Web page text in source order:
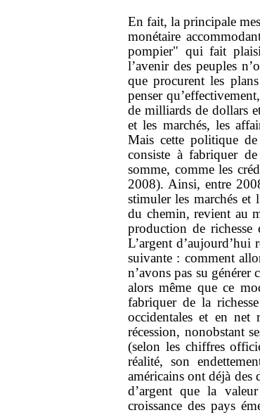
En fait, la principale
monétaire
pompier" qui fait
l’avenir des peuples
que procurent les
penser
de milliards de dollars
et les marchés, les
Mais cette politique
consiste à fabriquer
somme, comme les
2008). Ainsi, entre
stimuler les marchés
du chemin, revient au
production de richesse
L’argent d’aujourd’hui
suivante : comment
n’avons pas su générer
alors même que ce
fabriquer de la
occidentales et en net
récession, nonobstant
(selon les chiffres
réalité, son
américains ont déjà
d’argent que la
croissance des pays